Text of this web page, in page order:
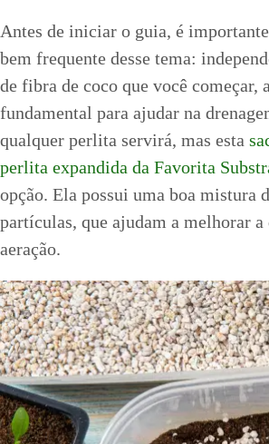
Antes de iniciar o guia, é
bem frequente desse tema:
de fibra de coco que você começar,
fundamental para ajudar na
qualquer perlita servirá, mas esta
perlita expandida da Favorita
opção. Ela possui uma boa mistura
partículas, que ajudam a melhorar a
aeração.